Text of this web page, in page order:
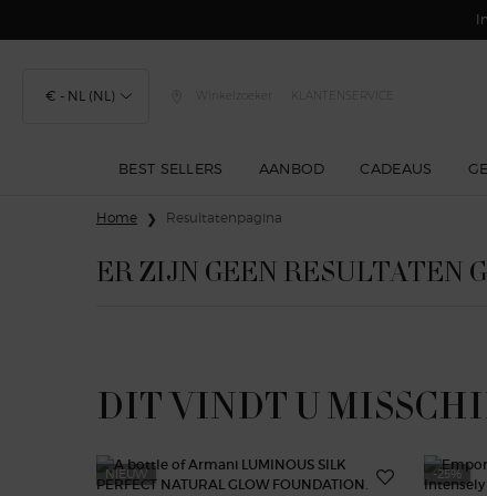
€ - NL (NL) Winkelzoeker KLANTENSERVICE
BEST SELLERS AANBOD CADEAUS
Home Resultatenpagina
ER ZIJN GEEN RESULTATEN
DIT VINDT U
NIEUW -25%